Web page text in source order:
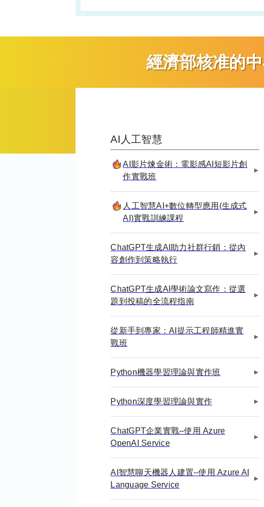
經濟部核准的
AI人工智慧
AI影片煉金術：電影感AI短影片創
作實戰班
人工智慧AI+數位轉型應用(生成式
AI)實戰訓練課程
ChatGPT生成AI助力社群行銷：從內
容創作到策略執行
ChatGPT生成AI學術論文寫作：從選
題到投稿的全流程指南
從新手到專家：AI提示工程師精進實
戰班
Python機器學習理論與實作班
Python深度學習理論與實作
ChatGPT企業實戰–使用 Azure
OpenAI Service
AI智慧聊天機器人建置–使用 Azure AI
Language Service